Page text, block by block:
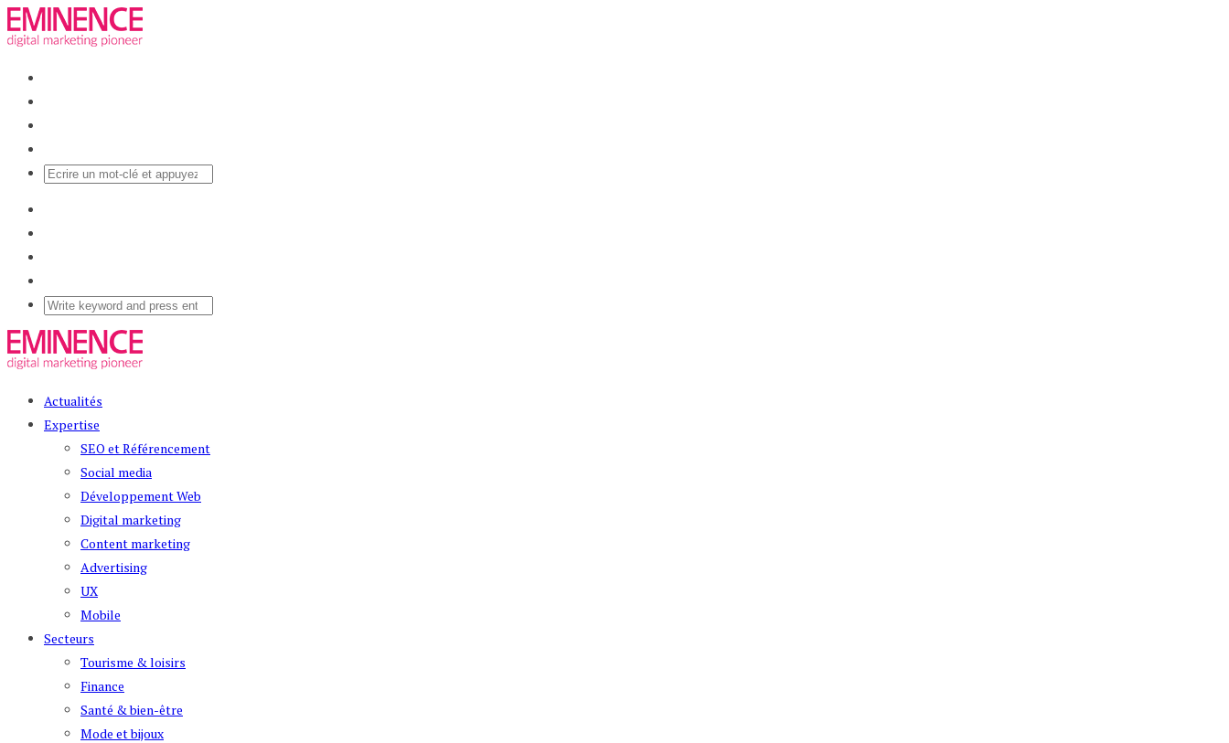
Actualités
Expertise
SEO et Référencement
Social media
Développement Web
Digital marketing
Content marketing
Advertising
UX
Mobile
Secteurs
Tourisme & loisirs
Finance
Santé & bien-être
Mode et bijoux